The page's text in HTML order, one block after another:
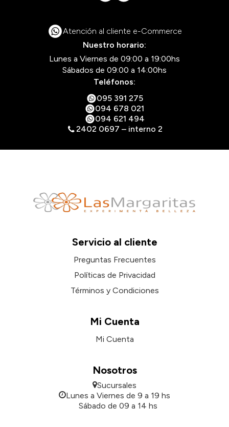
Atención al cliente e-Commerce
Nuestro horario:
Lunes a Viernes de 09:00 a 19:00hs
Sábados de 09:00 a 14:00hs
Teléfonos:
095 391 275
094 678 021
094 621 494
2402 0697 – interno 2
Servicio al cliente
Preguntas Frecuentes
Políticas de Privacidad
Términos y Condiciones
Mi Cuenta
Mi Cuenta
Nosotros
Sucursales
Lunes a Viernes de 9 a 19 hs
Sábado de 09 a 14 hs